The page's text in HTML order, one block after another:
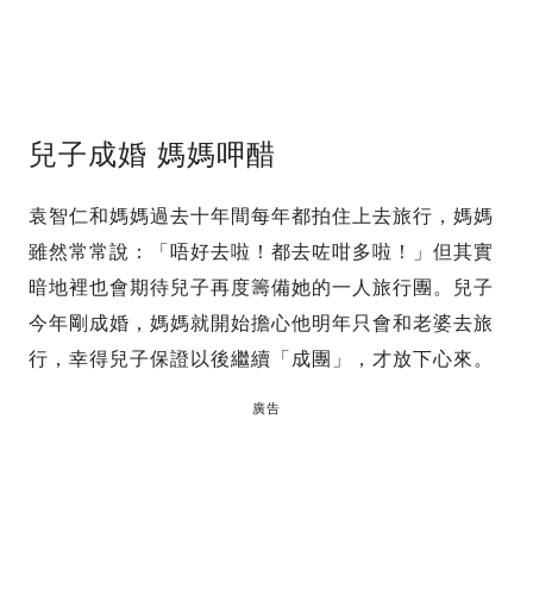
兒子成婚 媽媽呷醋
袁智仁和媽媽過去十年間每年都拍住上去旅行，媽媽
雖然常常說：「唔好去啦！都去咗咁多啦！」但其實
暗地裡也會期待兒子再度籌備她的一人旅行團。兒子
今年剛成婚，媽媽就開始擔心他明年只會和老婆去旅
行，幸得兒子保證以後繼續「成團」，才放下心來。
廣告